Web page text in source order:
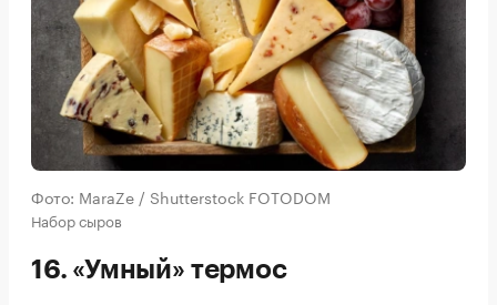
Фото: MaraZe / Shutterstock FOTODOM
Набор сыров
16. «Умный» термос